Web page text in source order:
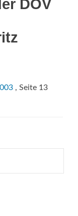
DOV
, Seite 13